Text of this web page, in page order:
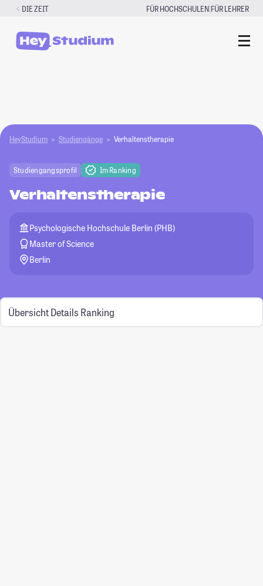
Zum
springen
DIE ZEIT FÜR HOCHSCHULEN|FÜR LEHRER
HeyStudium Studiengänge Verhaltenstherapie
Studiengangsprofil Im Ranking
Verhaltenstherapie
Psychologische Hochschule Berlin (PHB)
Master of Science
Berlin
Übersicht Details Ranking